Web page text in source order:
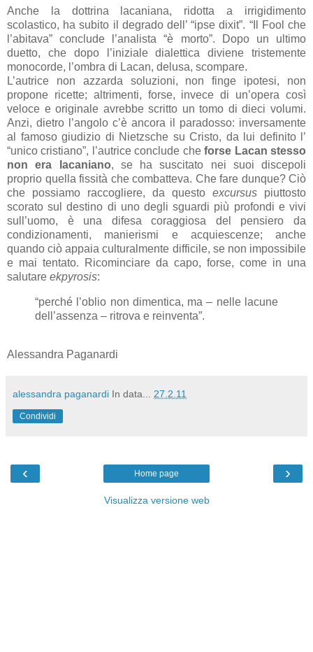
Anche la dottrina lacaniana, ridotta a irrigidimento
scolastico, ha subito il degrado dell’ “ipse dixit”. “Il Fool che
l’abitava” conclude l’analista “è morto”. Dopo un ultimo
duetto, che dopo l’iniziale dialettica diviene tristemente
monocorde, l’ombra di Lacan, delusa, scompare.
L’autrice non azzarda soluzioni, non finge ipotesi, non
propone ricette; altrimenti, forse, invece di un’opera così
veloce e originale avrebbe scritto un tomo di dieci volumi.
Anzi, dietro l’angolo c’è ancora il paradosso: inversamente
al famoso giudizio di Nietzsche su Cristo, da lui definito l’
“unico cristiano”, l’autrice conclude cheforse Lacan stesso
non era lacaniano, se ha suscitato nei suoi discepoli
proprio quella fissità che combatteva. Che fare dunque? Ciò
che possiamo raccogliere, da questo excursus piuttosto
scorato sul destino di uno degli sguardi più profondi e vivi
sull’uomo, è una difesa coraggiosa del pensiero da
condizionamenti, manierismi e acquiescenze; anche
quando ciò appaia culturalmente difficile, se non impossibile
e mai tentato. Ricominciare da capo, forse, come in una
salutare ekpyrosis:
“perché l’oblio non dimentica, ma – nelle lacune
dell’assenza – ritrova e reinventa”.
Alessandra Paganardi
alessandra paganardi In data... 27.2.11
Condividi
‹ ›
Home page
Visualizza versione web